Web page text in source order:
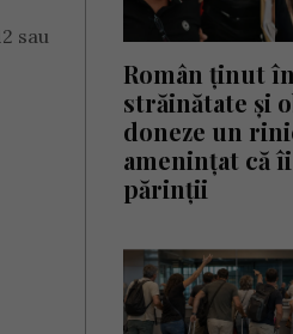
sau
Român ținut
străinătate și
doneze un
amenințat că
părinții